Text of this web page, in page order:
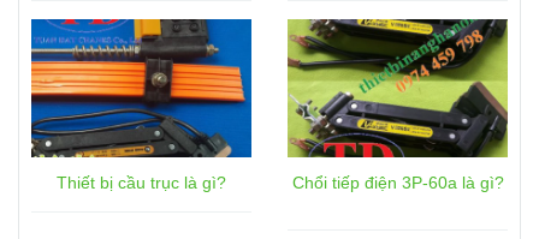
Thiết bị cầu trục là gì? Chổi tiếp điện 3P-60a là gì?